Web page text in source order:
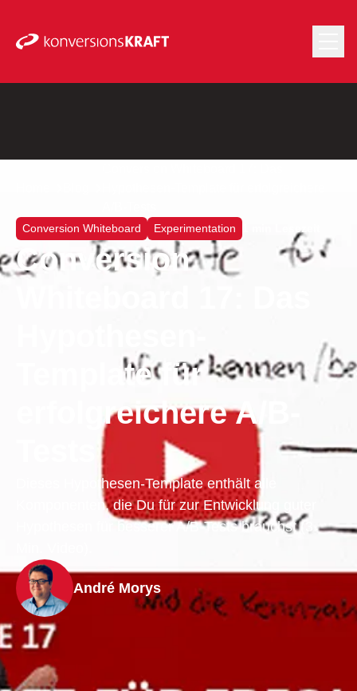
Conversion Whiteboard Experimentation 1 min Lesezeit
Conversion
Template für
erfolgreichere A/B-
Dieses Hypothesen-Template enthält alle
Komponenten, die Du für zur Entwicklung guter
Hypothesen für besserer A/B-Tests brauchst (3
André Morys